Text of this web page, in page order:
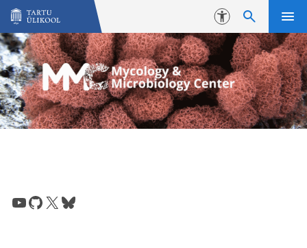
Liigu edasi põhisisu juurde
Juurdepääsetavus
YouTube
GitHub
X Bluesky